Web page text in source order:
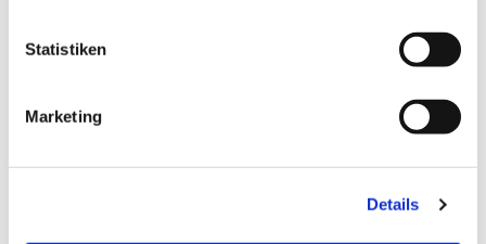
Statistiken
Marketing
Details